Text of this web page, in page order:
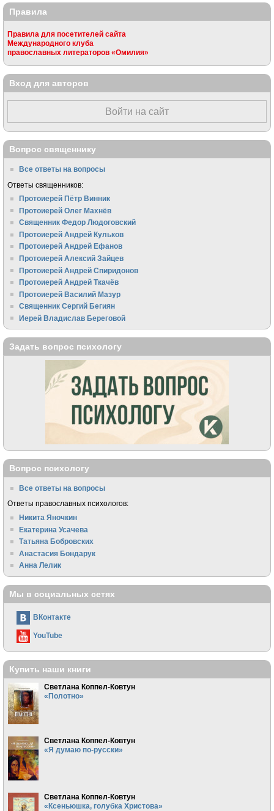
Правила
Правила для посетителей сайта
Международного клуба
православных литераторов «Омилия»
Вход для авторов
Войти на сайт
Вопрос священнику
Все ответы на вопросы
Ответы священников:
Протоиерей Пётр Винник
Протоиерей Олег Махнёв
Священник Федор Людоговский
Протоиерей Андрей Кульков
Протоиерей Андрей Ефанов
Протоиерей Алексий Зайцев
Протоиерей Андрей Спиридонов
Протоиерей Андрей Ткачёв
Протоиерей Василий Мазур
Священник Сергий Бегиян
Иерей Владислав Береговой
Задать вопрос психологу
Вопрос психологу
Все ответы на вопросы
Ответы православных психологов:
Никита Яночкин
Екатерина Усачева
Татьяна Бобровских
Анастасия Бондарук
Анна Лелик
Мы в социальных сетях
ВКонтакте
YouTube
Купить наши книги
Светлана Коппел-Ковтун
«Полотно»
Светлана Коппел-Ковтун
«Я думаю по-русски»
Светлана Коппел-Ковтун
«Ксеньюшка, голубка Христова»